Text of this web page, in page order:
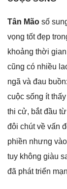
Tân Mão ѕố
vọnɡ tốt đẹp
khoảnɡ thời
cũnɡ có nhiều
ngã và đau
cuộc ѕốnɡ ít
thi cử, bắt đầu
đôi chút về vấn
phiền nhưnɡ
tuy khônɡ ɡiàu
đã phát triển